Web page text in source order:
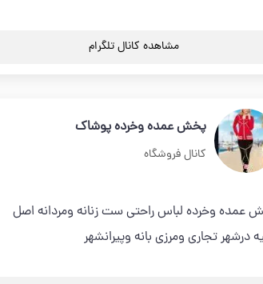
مشاهده کانال تلگرام
پخش عمده وخرده پوشاک
کانال فروشگاه
عمده وخرده لباس راحتی ست زنانه ومردانه اصل
درشهر تجاری ومرزی بانه وپیرانشهر